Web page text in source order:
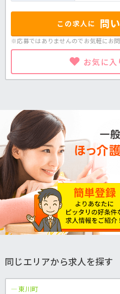
この求人に 問
※応募ではありませんのでお気軽にお
お気に入
同じエリアから求人を探す
東川町